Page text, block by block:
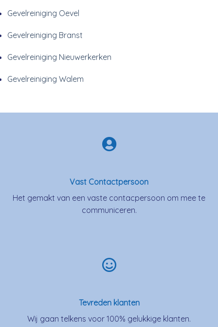
Gevelreiniging Oevel
Gevelreiniging Branst
Gevelreiniging Nieuwerkerken
Gevelreiniging Walem
Vast Contactpersoon
Het gemakt van een vaste contacpersoon om mee te
communiceren.
Tevreden klanten
Wij gaan telkens voor 100% gelukkige klanten.